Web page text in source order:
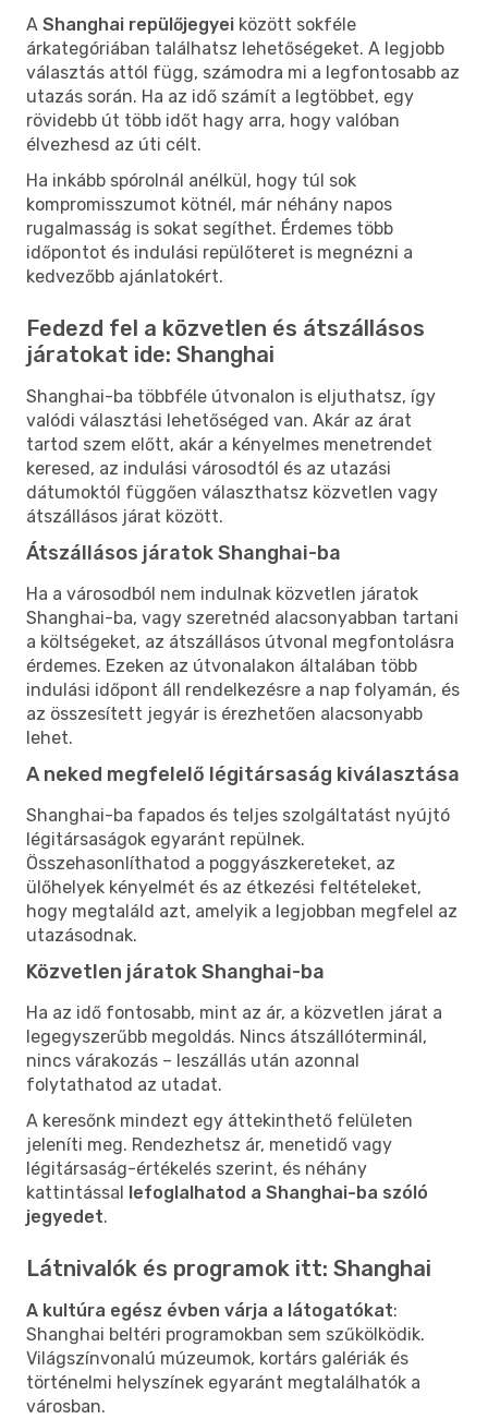
A Shanghai repülőjegyei között sokféle
árkategóriában találhatsz lehetőségeket. A legjobb
választás attól függ, számodra mi a legfontosabb az
utazás során. Ha az idő számít a legtöbbet, egy
rövidebb út több időt hagy arra, hogy valóban
élvezhesd az úti célt.
Ha inkább spórolnál anélkül, hogy túl sok
kompromisszumot kötnél, már néhány napos
rugalmasság is sokat segíthet. Érdemes több
időpontot és indulási repülőteret is megnézni a
kedvezőbb ajánlatokért.
Fedezd fel a közvetlen és átszállásos
járatokat ide: Shanghai
Shanghai-ba többféle útvonalon is eljuthatsz, így
valódi választási lehetőséged van. Akár az árat
tartod szem előtt, akár a kényelmes menetrendet
keresed, az indulási városodtól és az utazási
dátumoktól függően választhatsz közvetlen vagy
átszállásos járat között.
Átszállásos járatok Shanghai-ba
Ha a városodból nem indulnak közvetlen járatok
Shanghai-ba, vagy szeretnéd alacsonyabban tartani
a költségeket, az átszállásos útvonal megfontolásra
érdemes. Ezeken az útvonalakon általában több
indulási időpont áll rendelkezésre a nap folyamán, és
az összesített jegyár is érezhetően alacsonyabb
lehet.
A neked megfelelő légitársaság kiválasztása
Shanghai-ba fapados és teljes szolgáltatást nyújtó
légitársaságok egyaránt repülnek.
Összehasonlíthatod a poggyászkereteket, az
ülőhelyek kényelmét és az étkezési feltételeket,
hogy megtaláld azt, amelyik a legjobban megfelel az
utazásodnak.
Közvetlen járatok Shanghai-ba
Ha az idő fontosabb, mint az ár, a közvetlen járat a
legegyszerűbb megoldás. Nincs átszállóterminál,
nincs várakozás – leszállás után azonnal
folytathatod az utadat.
A keresőnk mindezt egy áttekinthető felületen
jeleníti meg. Rendezhetsz ár, menetidő vagy
légitársaság-értékelés szerint, és néhány
kattintással lefoglalhatod a Shanghai-ba szóló
jegyedet.
Látnivalók és programok itt: Shanghai
A kultúra egész évben várja a látogatókat:
Shanghai beltéri programokban sem szűkölködik.
Világszínvonalú múzeumok, kortárs galériák és
történelmi helyszínek egyaránt megtalálhatók a
városban.